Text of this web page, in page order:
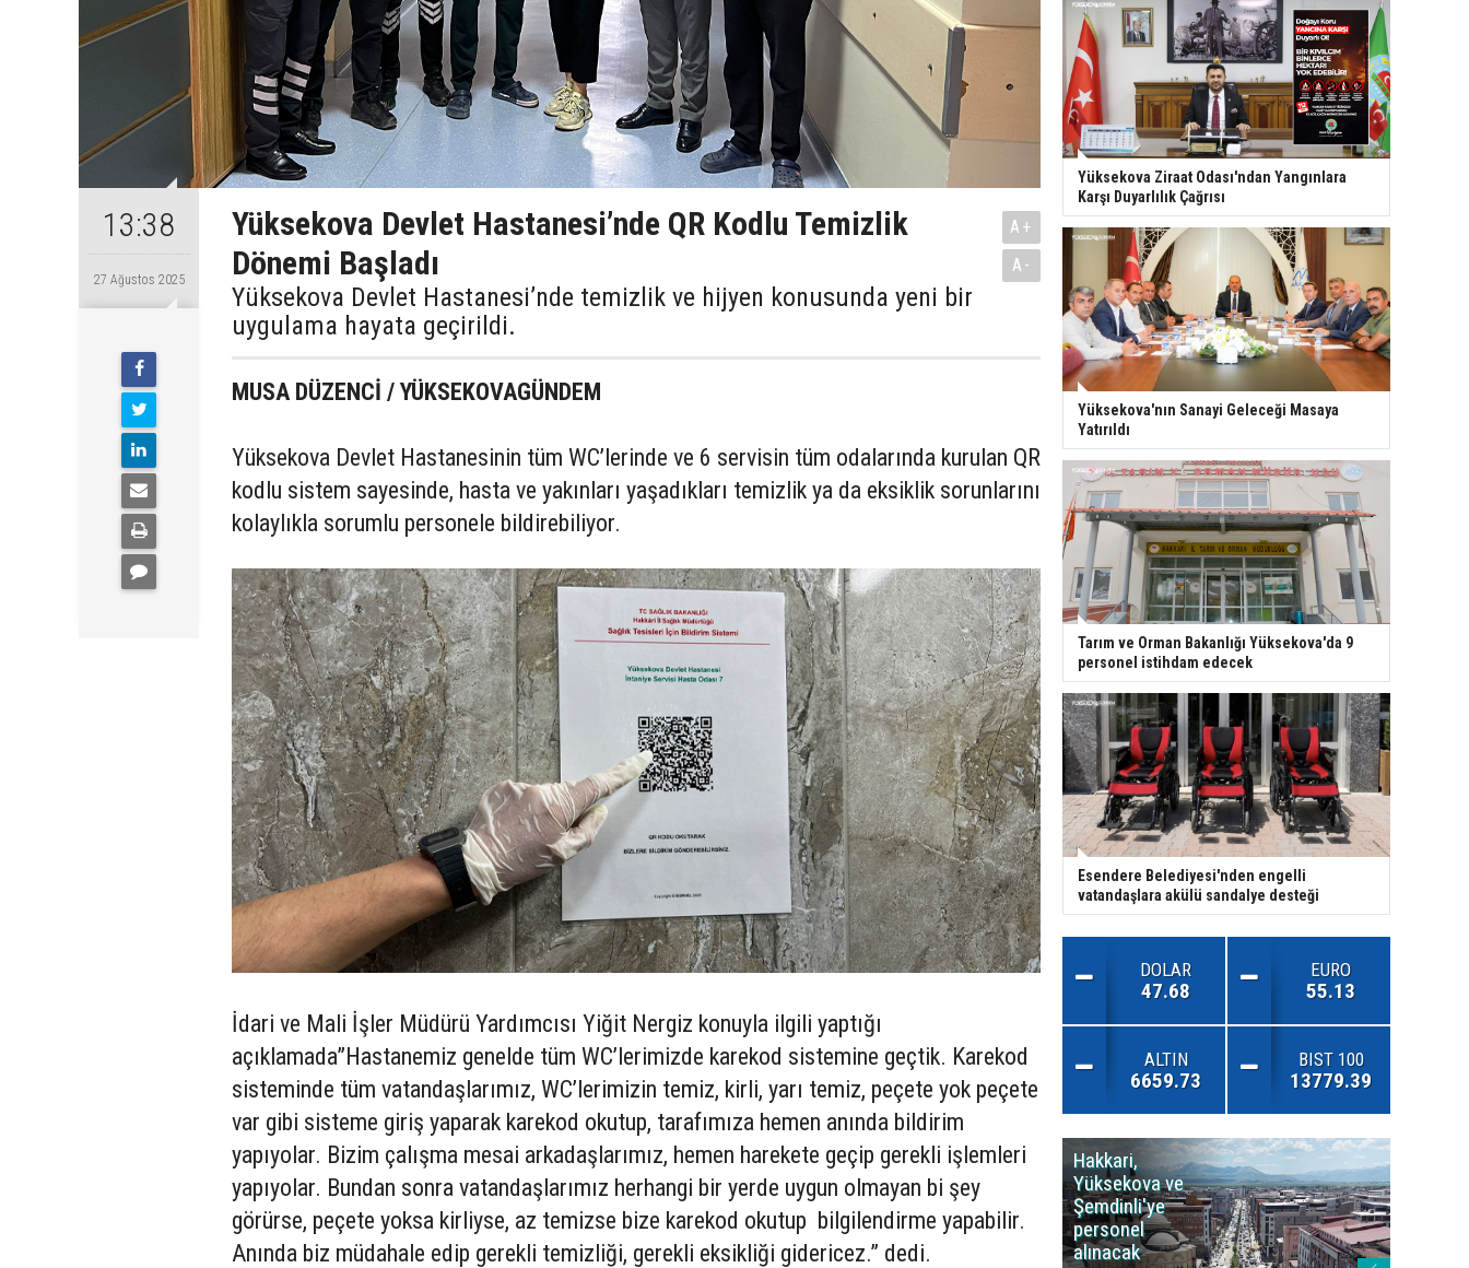
13:38
27 Ağustos 2025
Yüksekova Devlet Hastanesi’nde QR Kodlu Temizlik
Dönemi Başladı
Yüksekova Devlet Hastanesi’nde temizlik ve hijyen konusunda yeni bir
uygulama hayata geçirildi.
A+
A-
MUSA DÜZENCİ / YÜKSEKOVAGÜNDEM
Yüksekova Devlet Hastanesinin tüm WC’lerinde ve 6 servisin tüm odalarında kurulan QR
kodlu sistem sayesinde, hasta ve yakınları yaşadıkları temizlik ya da eksiklik sorunlarını
kolaylıkla sorumlu personele bildirebiliyor.
İdari ve Mali İşler Müdürü Yardımcısı Yiğit Nergiz konuyla ilgili yaptığı
açıklamada”Hastanemiz genelde tüm WC’lerimizde karekod sistemine geçtik. Karekod
sisteminde tüm vatandaşlarımız, WC’lerimizin temiz, kirli, yarı temiz, peçete yok peçete
var gibi sisteme giriş yaparak karekod okutup, tarafımıza hemen anında bildirim
yapıyolar. Bizim çalışma mesai arkadaşlarımız, hemen harekete geçip gerekli işlemleri
yapıyolar. Bundan sonra vatandaşlarımız herhangi bir yerde uygun olmayan bi şey
görürse, peçete yoksa kirliyse, az temizse bize karekod okutup bilgilendirme yapabilir.
Anında biz müdahale edip gerekli temizliği, gerekli eksikliği gidericez.” dedi.
Yüksekova Ziraat Odası'ndan Yangınlara
Karşı Duyarlılık Çağrısı
Yüksekova'nın Sanayi Geleceği Masaya
Yatırıldı
Tarım ve Orman Bakanlığı Yüksekova'da 9
personel istihdam edecek
Esendere Belediyesi'nden engelli
vatandaşlara akülü sandalye desteği
DOLAR
47.68
EURO
55.13
ALTIN
6659.73
BIST 100
13779.39
Hakkari,
Yüksekova ve
Şemdinli'ye
personel
alınacak